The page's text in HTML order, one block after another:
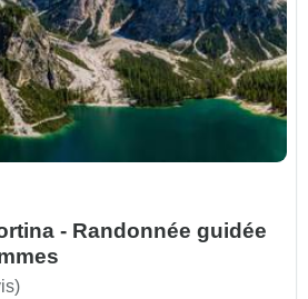
- Randonnée guidée